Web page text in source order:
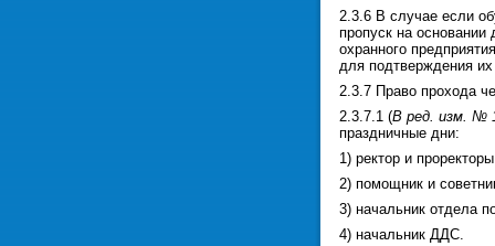
2.3.6 В случае если
пропуск на
охранного
для подтверждения
2.3.7 Право прохода
2.3.7.1 (В ред. изм. №
праздничные дни:
1) ректор и
2) помощник и
3) начальник отдела
4) начальник ДДС.